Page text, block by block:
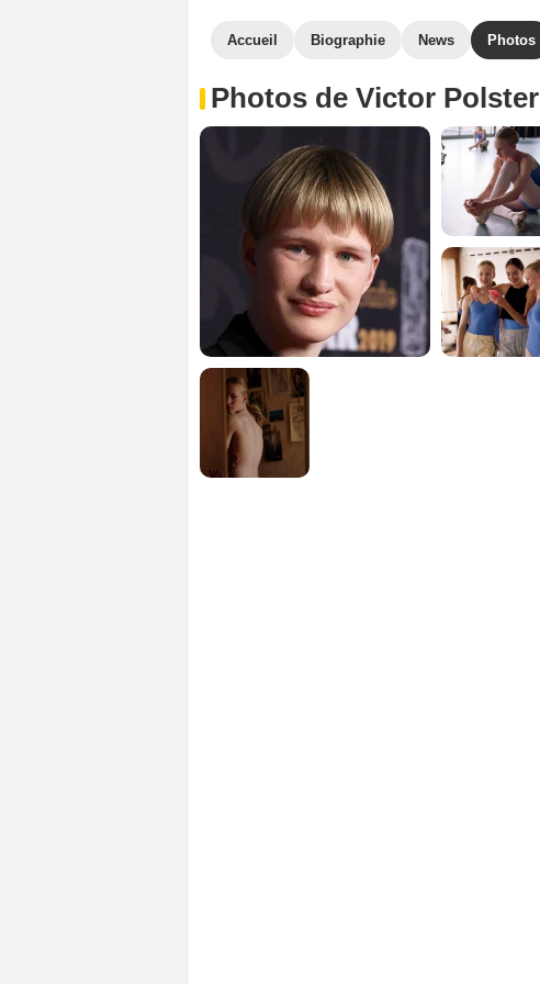
Accueil Biographie News Photos
Photos de Victor Polster